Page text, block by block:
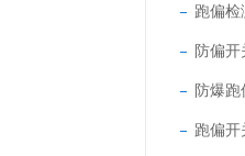
跑偏检
防偏开
防爆跑
跑偏开